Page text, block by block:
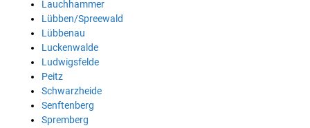
Lauchhammer
Lübben/Spreewald
Lübbenau
Luckenwalde
Ludwigsfelde
Peitz
Schwarzheide
Senftenberg
Spremberg